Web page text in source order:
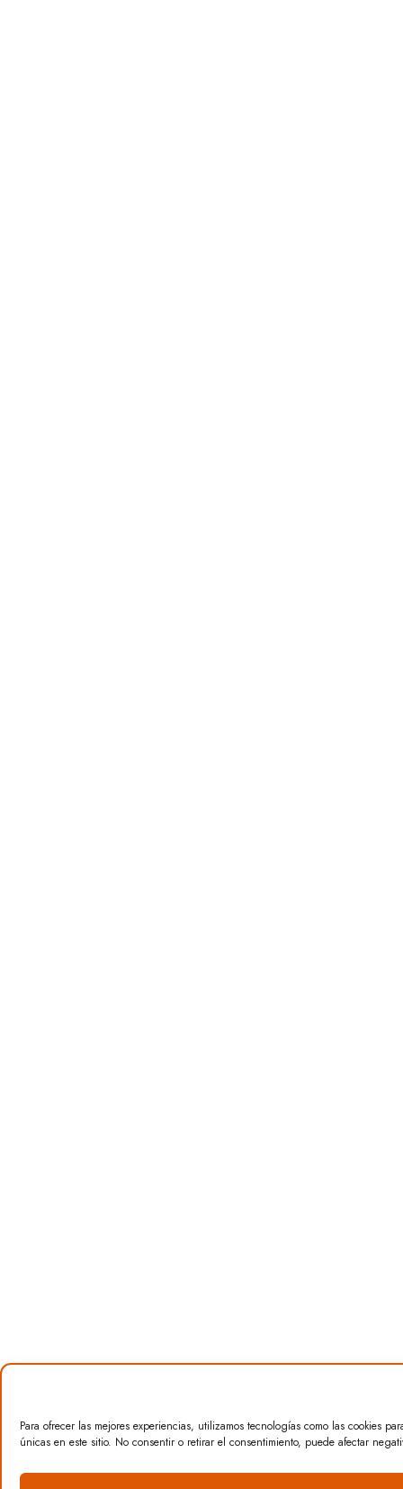
Para ofrecer las mejores experiencias, utilizamos tecnologías como las cookies
únicas en este sitio. No consentir o retirar el consentimiento, puede afectar